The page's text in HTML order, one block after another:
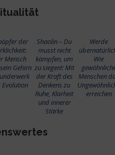
der
Mensch
Gehirn
Evolution
Shaolin – Du
musst nicht
kämpfen, um
zu siegen!: Mit
der Kraft des
Denkens zu
Ruhe, Klarheit
und innerer
Stärke
Werde
Wie
Menschen
erreichen